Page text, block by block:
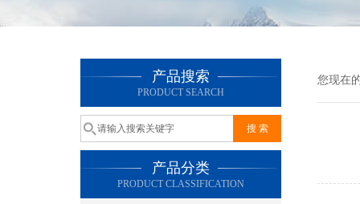
产品搜索
PRODUCT SEARCH
产品分类
PRODUCT CLASSIFICATION
您现在